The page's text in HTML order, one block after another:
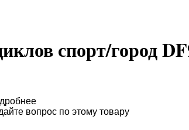
спорт/город
вопрос по этому товару